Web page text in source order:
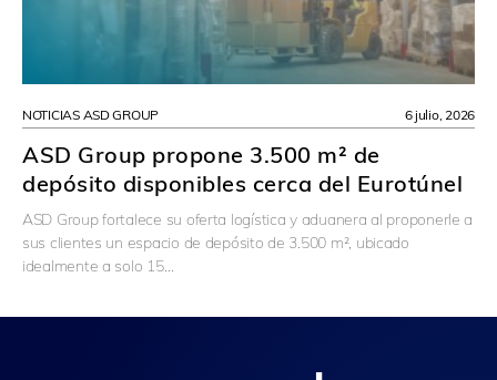
NOTICIAS ASD GROUP
ASD Group propone 3.500 m² de
depósito disponibles cerca del Eurotúnel
ASD Group fortalece su oferta logística y aduanera al proponerle a
sus clientes un espacio de depósito de 3.500 m², ubicado
idealmente a solo 15…
6 julio, 2026